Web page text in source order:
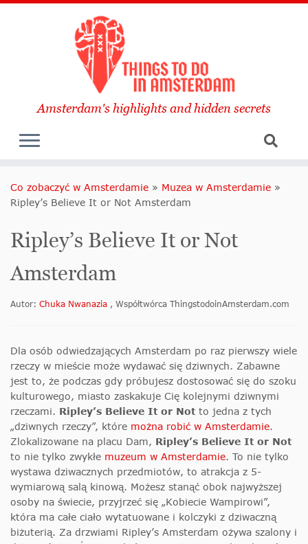
Amsterdam's highlights and hidden secrets
Co zobaczyć w Amsterdamie » Muzea w Amsterdamie »
Ripley’s Believe It or Not Amsterdam
Ripley’s Believe It or Not
Amsterdam
Autor: Chuka Nwanazia , Współtwórca ThingstodoinAmsterdam.com
Dla osób odwiedzających Amsterdam po raz pierwszy wiele
rzeczy w mieście może wydawać się dziwnych. Zabawne
jest to, że podczas gdy próbujesz dostosować się do szoku
kulturowego, miasto zaskakuje Cię kolejnymi dziwnymi
rzeczami. Ripley’s Believe It or Not to jedna z tych
„dziwnych rzeczy”, które można robić w Amsterdamie.
Zlokalizowane na placu Dam, Ripley’s Believe It or Not
to nie tylko zwykłe muzeum w Amsterdamie. To nie tylko
wystawa dziwacznych przedmiotów, to atrakcja z 5-
wymiarową salą kinową. Możesz stanąć obok najwyższej
osoby na świecie, przyjrzeć się „Kobiecie Wampirowi”,
która ma całe ciało wytatuowane i kolczyki z dziwaczną
biżuterią. Za drzwiami Ripley’s Amsterdam ożywa szalony i